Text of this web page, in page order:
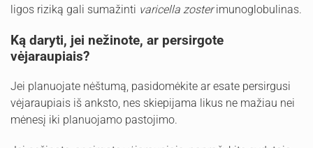
ligos riziką gali sumažinti varicella zosterimunoglobulinas.
Ką daryti, jei nežinote, ar persirgote
vėjaraupiais?
Jei planuojate nėštumą, pasidomėkite ar esate persirgusi
vėjaraupiais iš anksto, nes skiepijama likus ne mažiau nei
mėnesį iki planuojamo pastojimo.